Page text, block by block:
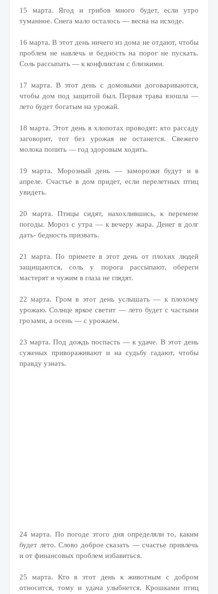
15 марта. Ягод и грибов много будет, если утро
туманное. Снега мало осталось — весна на исходе.
16 марта. В этот день ничего из дома не отдают, чтобы
проблем не навлечь и бедность на порог не пускать.
Соль рассыпать — к конфликтам с близкими.
17 марта. В этот день с домовыми договариваются,
чтобы дом под защитой был. Первая трава взошла —
лето будет богатым на урожай.
18 марта. Этот день в хлопотах проводят: кто рассаду
заговорит, тот без урожая не останется. Свежего
молока попить — год здоровым ходить.
19 марта. Морозный день — заморозки будут и в
апреле. Счастье в дом придет, если перелетных птиц
увидеть.
20 марта. Птицы сидят, нахохлившись, к перемене
погоды. Мороз с утра — к вечеру жара. Денег в долг
дать- бедность призвать.
21 марта. По примете в этот день от плохих людей
защищаются, соль у порога рассыпают, обереги
мастерят и чужим в глаза не глядят.
22 марта. Гром в этот день услышать — к плохому
урожаю. Солнце яркое светит — лето будет с частыми
грозами, а осень — с урожаем.
23 марта. Под дождь поспасть — к удаче. В этот день
суженых привораживают и на судьбу гадают, чтобы
правду узнать.
24 марта. По погоде этого дня определяли то, каким
будет лето. Слово доброе сказать — счастье привлечь
и от финансовых проблем избавиться.
25 марта. Кто в этот день к животным с добром
относится, тому и удача улыбнется. Крошками птиц